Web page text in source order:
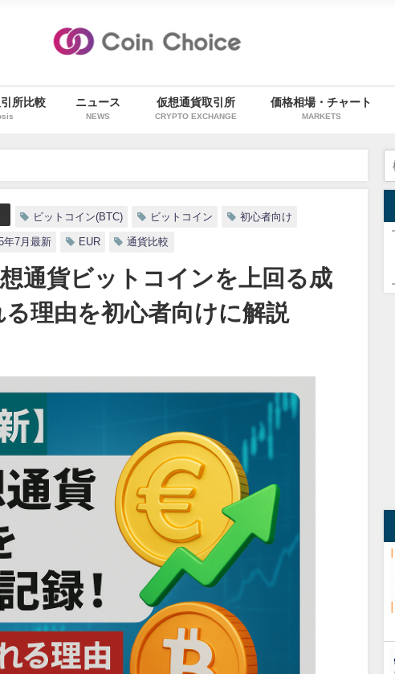
所比較 ニュース
NEWS
仮想通貨取引所
CRYPTO EXCHANGE
価格相場・チャート
MARKETS
ビットコイン(BTC) ビットコイン 初心者向け
年7月最新 EUR 通貨比較
通貨ビットコインを上回る成
理由を初心者向けに解説